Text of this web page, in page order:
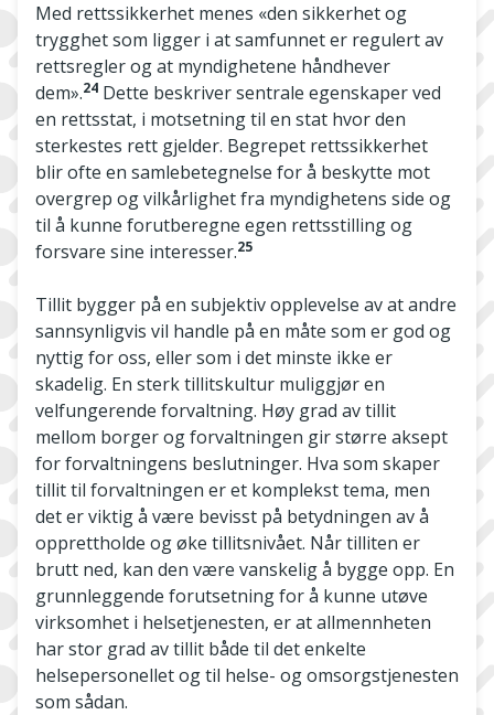
Med rettssikkerhet menes «den sikkerhet og
trygghet som ligger i at samfunnet er regulert av
rettsregler og at myndighetene håndhever
dem».24 Dette beskriver sentrale egenskaper ved
en rettsstat, i motsetning til en stat hvor den
sterkestes rett gjelder. Begrepet rettssikkerhet
blir ofte en samlebetegnelse for å beskytte mot
overgrep og vilkårlighet fra myndighetens side og
til å kunne forutberegne egen rettsstilling og
forsvare sine interesser.25
Tillit bygger på en subjektiv opplevelse av at andre
sannsynligvis vil handle på en måte som er god og
nyttig for oss, eller som i det minste ikke er
skadelig. En sterk tillitskultur muliggjør en
velfungerende forvaltning. Høy grad av tillit
mellom borger og forvaltningen gir større aksept
for forvaltningens beslutninger. Hva som skaper
tillit til forvaltningen er et komplekst tema, men
det er viktig å være bevisst på betydningen av å
opprettholde og øke tillitsnivået. Når tilliten er
brutt ned, kan den være vanskelig å bygge opp. En
grunnleggende forutsetning for å kunne utøve
virksomhet i helsetjenesten, er at allmennheten
har stor grad av tillit både til det enkelte
helsepersonellet og til helse- og omsorgstjenesten
som sådan.